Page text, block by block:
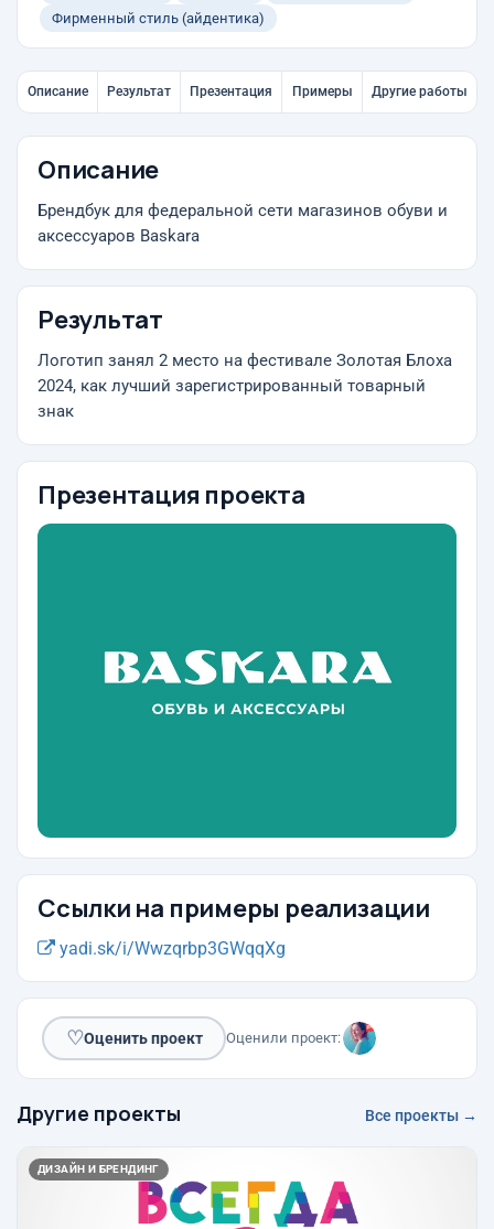
Фирменный стиль (айдентика)
Описание Результат Презентация Примеры Другие работы
Описание
Брендбук для федеральной сети магазинов обуви и
аксессуаров Baskara
Результат
Логотип занял 2 место на фестивале Золотая Блоха
2024, как лучший зарегистрированный товарный
знак
Презентация проекта
Ссылки на примеры реализации
yadi.sk/i/Wwzqrbp3GWqqXg
♡Оценить проект Оценили проект:
Другие проекты Все проекты →
ДИЗАЙН И БРЕНДИНГ